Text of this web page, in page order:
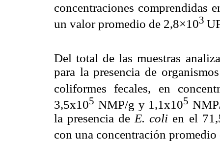
concentraciones comprendidas
un valor promedio de 2,8×103
Del total de las muestras
para la presencia de
coliformes fecales, en
3,5x105 NMP/g y 1,1x105
la presencia de E. coli en el
con una concentración